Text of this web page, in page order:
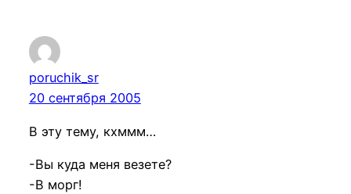
poruchik_sr
20 сентября 2005
В эту тему, кхммм…
-Вы куда меня везете?
-В морг!